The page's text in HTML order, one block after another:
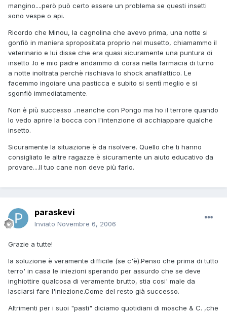
mangino....però può certo essere un problema se questi insetti
sono vespe o api.
Ricordo che Minou, la cagnolina che avevo prima, una notte si
gonfiò in maniera spropositata proprio nel musetto, chiamammo il
veterinario e lui disse che era quasi sicuramente una puntura di
insetto .Io e mio padre andammo di corsa nella farmacia di turno
a notte inoltrata perchè rischiava lo shock anafilattico. Le
facemmo ingoiare una pasticca e subito si sentì meglio e si
sgonfiò immediatamente.
Non è più successo ..neanche con Pongo ma ho il terrore quando
lo vedo aprire la bocca con l'intenzione di acchiappare qualche
insetto.
Sicuramente la situazione è da risolvere. Quello che ti hanno
consigliato le altre ragazze è sicuramente un aiuto educativo da
provare....Il tuo cane non deve più farlo.
paraskevi
Inviato Novembre 6, 2006
Grazie a tutte!
la soluzione è veramente difficile (se c'è).Penso che prima di tutto
terro' in casa le iniezioni sperando per assurdo che se deve
inghiottire qualcosa di veramente brutto, stia cosi' male da
lasciarsi fare l'iniezione.Come del resto già successo.
Altrimenti per i suoi "pasti" diciamo quotidiani di mosche & C. ,che